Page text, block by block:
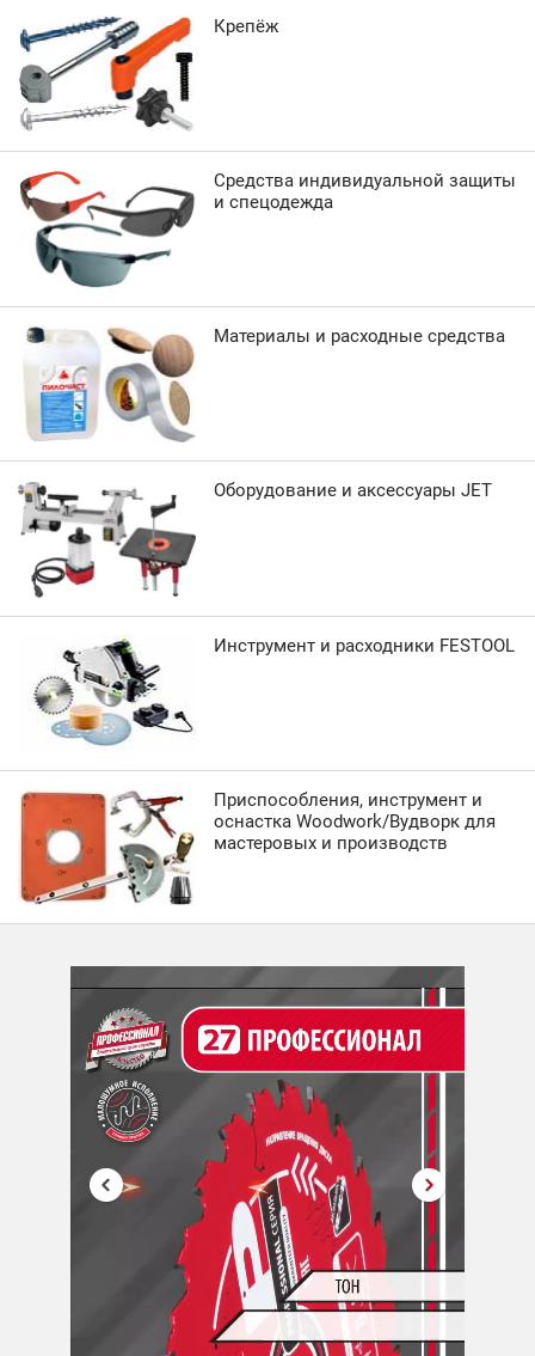
Крепёж
Средства индивидуальной защиты
и спецодежда
Материалы и расходные средства
Оборудование и аксессуары JET
Инструмент и расходники FESTOOL
Приспособления, инструмент и
оснастка Woodwork/Вудворк для
мастеровых и производств